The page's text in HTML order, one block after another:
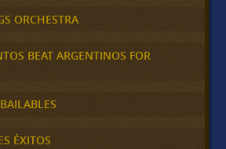
ORCHESTRA
BEAT ARGENTINOS FOR
ÉXITOS